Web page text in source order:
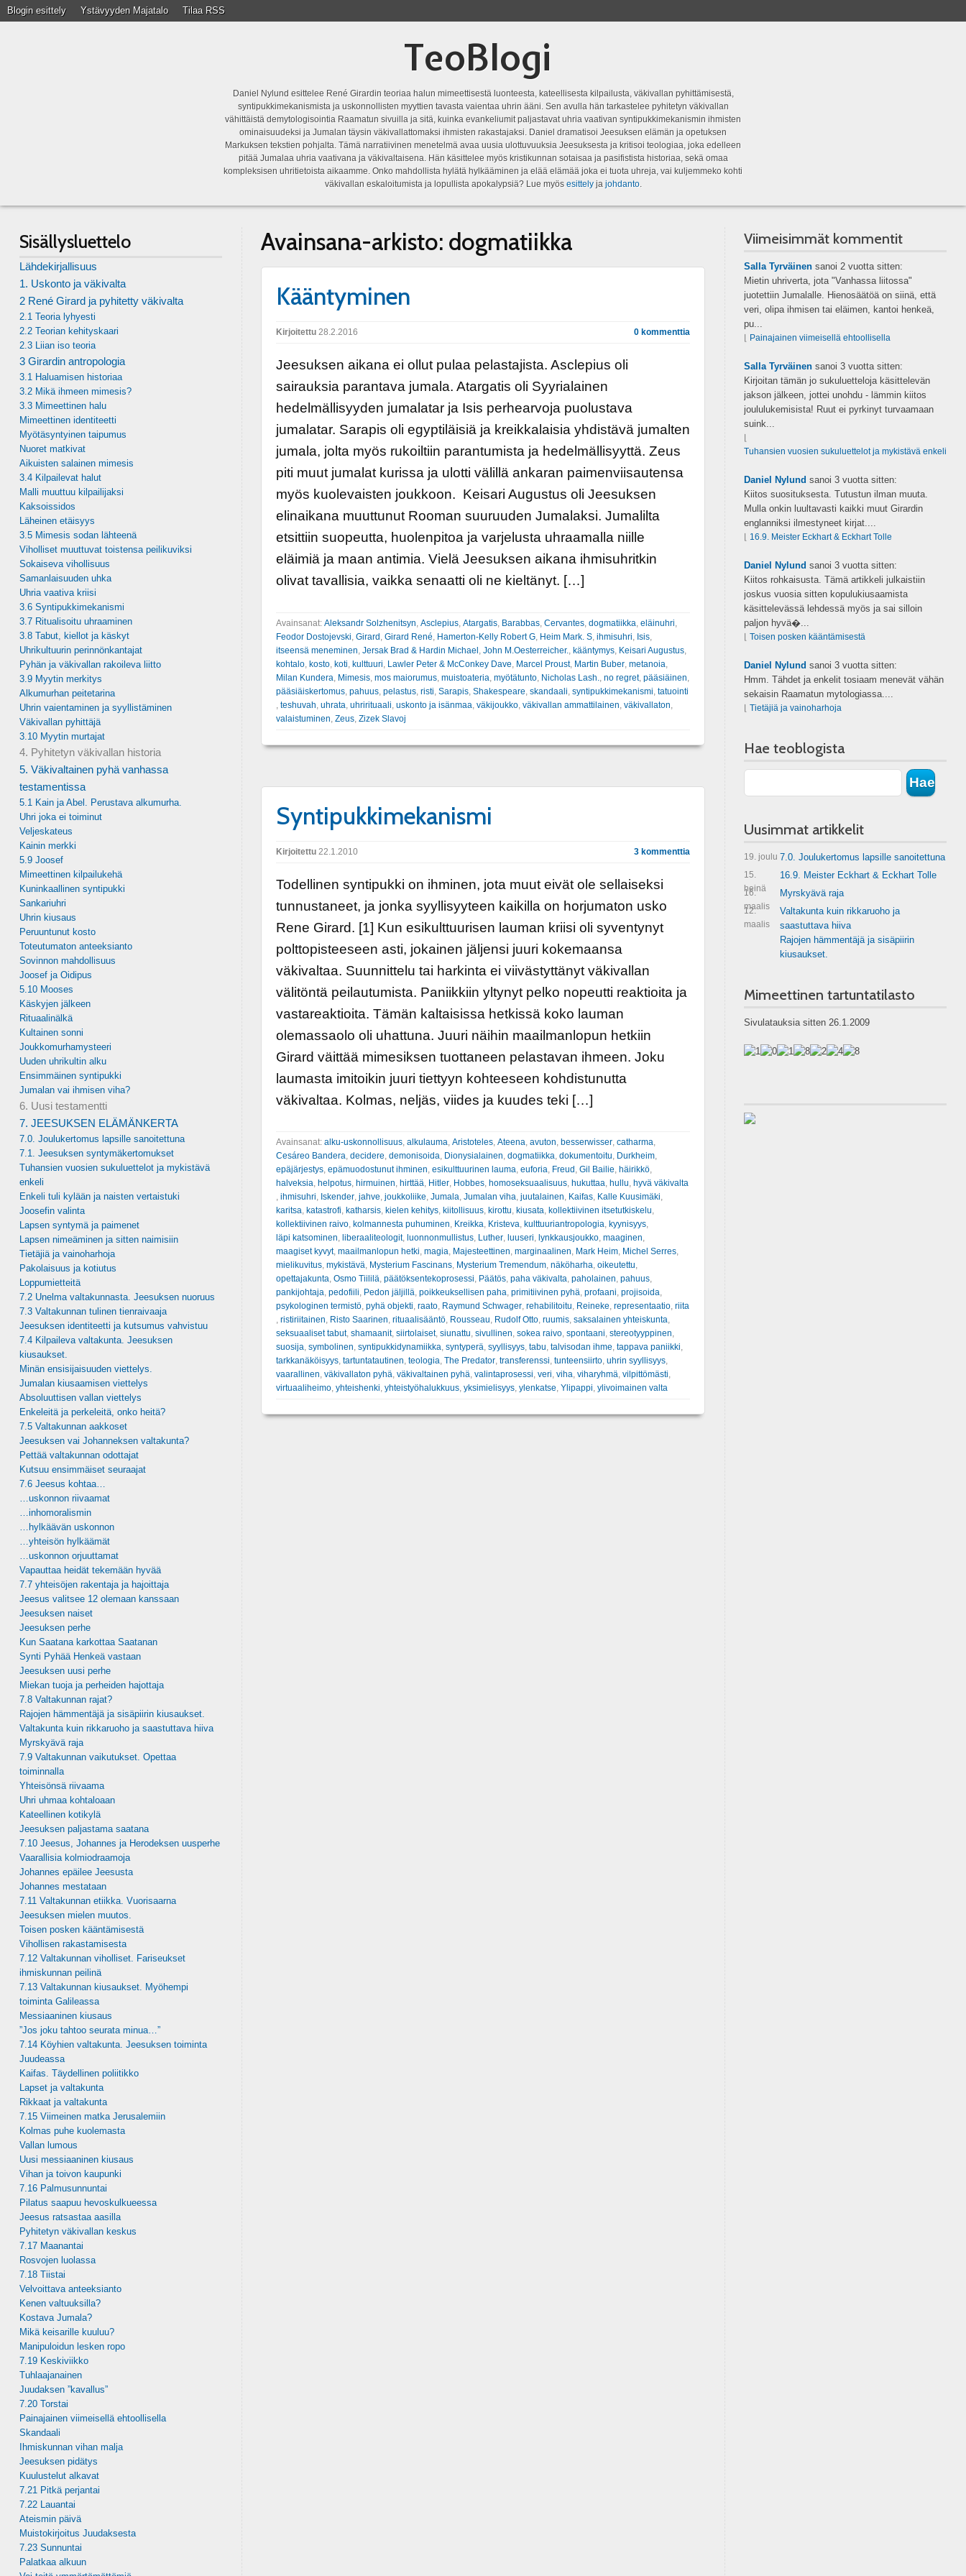
Blogin esittely Ystävyyden Majatalo Tilaa RSS
TeoBlogi
Daniel Nylund esittelee René Girardin teoriaa halun mimeettisestä luonteesta, kateellisesta kilpailusta, väkivallan pyhittämisestä,
syntipukkimekanismista ja uskonnollisten myyttien tavasta vaientaa uhrin ääni. Sen avulla hän tarkastelee pyhitetyn väkivallan
vähittäistä demytologisointia Raamatun sivuilla ja sitä, kuinka evankeliumit paljastavat uhria vaativan syntipukkimekanismin ihmisten
ominaisuudeksi ja Jumalan täysin väkivallattomaksi ihmisten rakastajaksi. Daniel dramatisoi Jeesuksen elämän ja opetuksen
Markuksen tekstien pohjalta. Tämä narratiivinen menetelmä avaa uusia ulottuvuuksia Jeesuksesta ja kritisoi teologiaa, joka edelleen
pitää Jumalaa uhria vaativana ja väkivaltaisena. Hän käsittelee myös kristikunnan sotaisaa ja pasifistista historiaa, sekä omaa
kompleksisen uhritietoista aikaamme. Onko mahdollista hylätä hylkääminen ja elää elämää joka ei tuota uhreja, vai kuljemmeko kohti
väkivallan eskaloitumista ja lopullista apokalypsiä? Lue myös esittelyja johdanto.
Avainsana-arkisto: dogmatiikka
Kääntyminen
Kirjoitettu28.2.2016 0 kommenttia
Jeesuksen aikana ei ollut pulaa pelastajista. Asclepius oli
sairauksia parantava jumala. Atargatis oli Syyrialainen
hedelmällisyyden jumalatar ja Isis perhearvoja puolustava
jumalatar. Sarapis oli egyptiläisiä ja kreikkalaisia yhdistävä jumalten
jumala, jolta myös rukoiltiin parantumista ja hedelmällisyyttä. Zeus
piti muut jumalat kurissa ja ulotti välillä ankaran paimenviisautensa
myös kuolevaisten joukkoon. Keisari Augustus oli Jeesuksen
elinaikana muuttunut Rooman suuruuden Jumalaksi. Jumalilta
etsittiin suopeutta, huolenpitoa ja varjelusta uhraamalla niille
eläimiä ja maan antimia. Vielä Jeesuksen aikana ihmisuhritkin
olivat tavallisia, vaikka senaatti oli ne kieltänyt. […]
Avainsanat: Aleksandr Solzhenitsyn Asclepius, Atargatis, Barabbas, Cervantes, dogmatiikka eläinuhri
Feodor Dostojevski Girard Girard René Hamerton-Kelly Robert G, Heim Mark. S, ihmisuhri Isis,
itseensä meneminen Jersak Brad & Hardin Michael John M.Oesterreicher. kääntymys, Keisari Augustus,
kohtalo, kosto, koti kulttuuri Lawler Peter & McConkey Dave Marcel Proust, Martin Buber, metanoia
Milan Kundera Mimesis, mos maiorumus, muistoateria myötätunto, Nicholas Lash. no regret, pääsiäinen
pääsiäiskertomus, pahuus, pelastus, risti Sarapis, Shakespeare skandaali syntipukkimekanismi tatuointi
teshuvah uhrata uhrirituaali uskonto ja isänmaa väkijoukko, väkivallan ammattilainen väkivallaton
valaistuminen Zeus, Zizek Slavoj
Syntipukkimekanismi
Kirjoitettu22.1.2010 3 kommenttia
Todellinen syntipukki on ihminen, jota muut eivät ole sellaiseksi
tunnustaneet, ja jonka syyllisyyteen kaikilla on horjumaton usko
Rene Girard. [1] Kun esikulttuurisen lauman kriisi oli syventynyt
polttopisteeseen asti, jokainen jäljensi juuri kokemaansa
väkivaltaa. Suunnittelu tai harkinta ei viivästyttänyt väkivallan
välitöntä peilautumista. Paniikkiin yltynyt pelko nopeutti reaktioita ja
vastareaktioita. Tämän kaltaisissa hetkissä koko lauman
olemassaolo oli uhattuna. Juuri näihin maailmanlopun hetkiin
Girard väittää mimesiksen tuottaneen pelastavan ihmeen. Joku
laumasta imitoikin juuri tiettyyn kohteeseen kohdistunutta
väkivaltaa. Kolmas, neljäs, viides ja kuudes teki […]
Avainsanat: alku-uskonnollisuus, alkulauma, Aristoteles, Ateena, avuton, besserwisser, catharma,
Cesáreo Bandera, decidere, demonisoida, Dionysialainen, dogmatiikka, dokumentoitu, Durkheim,
epäjärjestys, epämuodostunut ihminen, esikulttuurinen lauma, euforia, Freud , Gil Bailie, häirikkö,
halveksia, helpotus, hirmuinen, hirttää, Hitler, Hobbes, homoseksuaalisuus, hukuttaa, hullu, hyvä väkivalta
, ihmisuhri, Iskender, jahve, joukkoliike, Jumala, Jumalan viha, juutalainen, Kaifas, Kalle Kuusimäki,
karitsa, katastrofi, katharsis, kielen kehitys, kiitollisuus, kirottu, kiusata, kollektiivinen itsetutkiskelu,
kollektiivinen raivo, kolmannesta puhuminen, Kreikka, Kristeva, kulttuuriantropologia, kyynisyys,
läpi katsominen, liberaaliteologit, luonnonmullistus, Luther, luuseri, lynkkausjoukko, maaginen,
maagiset kyvyt, maailmanlopun hetki, magia, Majesteettinen, marginaalinen, Mark Heim, Michel Serres,
mielikuvitus, mykistävä, Mysterium Fascinans, Mysterium Tremendum, näköharha, oikeutettu,
opettajakunta, Osmo Tiililä, päätöksentekoprosessi, Päätös, paha väkivalta, paholainen, pahuus,
pankijohtaja, pedofiili, Pedon jäljillä, poikkeuksellisen paha, primitiivinen pyhä, profaani, projisoida,
psykologinen termistö, pyhä objekti, raato, Raymund Schwager, rehabilitoitu, Reineke, representaatio, riita
, ristiriitainen, Risto Saarinen, rituaalisääntö, Rousseau, Rudolf Otto, ruumis, saksalainen yhteiskunta,
seksuaaliset tabut, shamaanit, siirtolaiset, siunattu, sivullinen, sokea raivo, spontaani, stereotyyppinen,
suosija, symbolinen, syntipukkidynamiikka, syntyperä, syyllisyys, tabu, talvisodan ihme, tappava paniikki,
tarkkanäköisyys, tartuntatautinen, teologia, The Predator, transferenssi, tunteensiirto, uhrin syyllisyys,
vaarallinen, väkivallaton pyhä, väkivaltainen pyhä, valintaprosessi, veri, viha, viharyhmä, vilpittömästi,
virtuaaliheimo, yhteishenki, yhteistyöhalukkuus, yksimielisyys, ylenkatse, Ylipappi, ylivoimainen valta
Sisällysluettelo
Lähdekirjallisuus
1. Uskonto ja väkivalta
2 René Girard ja pyhitetty väkivalta
2.1 Teoria lyhyesti
2.2 Teorian kehityskaari
2.3 Liian iso teoria
3 Girardin antropologia
3.1 Haluamisen historiaa
3.2 Mikä ihmeen mimesis?
3.3 Mimeettinen halu
Mimeettinen identiteetti
Myötäsyntyinen taipumus
Nuoret matkivat
Aikuisten salainen mimesis
3.4 Kilpailevat halut
Malli muuttuu kilpailijaksi
Kaksoissidos
Läheinen etäisyys
3.5 Mimesis sodan lähteenä
Viholliset muuttuvat toistensa peilikuviksi
Sokaiseva vihollisuus
Samanlaisuuden uhka
Uhria vaativa kriisi
3.6 Syntipukkimekanismi
3.7 Ritualisoitu uhraaminen
3.8 Tabut, kiellot ja käskyt
Uhrikultuurin perinnönkantajat
Pyhän ja väkivallan rakoileva liitto
3.9 Myytin merkitys
Alkumurhan peitetarina
Uhrin vaientaminen ja syyllistäminen
Väkivallan pyhittäjä
3.10 Myytin murtajat
4. Pyhitetyn väkivallan historia
5. Väkivaltainen pyhä vanhassa
testamentissa
5.1 Kain ja Abel. Perustava alkumurha.
Uhri joka ei toiminut
Veljeskateus
Kainin merkki
5.9 Joosef
Mimeettinen kilpailukehä
Kuninkaallinen syntipukki
Sankariuhri
Uhrin kiusaus
Peruuntunut kosto
Toteutumaton anteeksianto
Sovinnon mahdollisuus
Joosef ja Oidipus
5.10 Mooses
Käskyjen jälkeen
Rituaalinälkä
Kultainen sonni
Joukkomurhamysteeri
Uuden uhrikultin alku
Ensimmäinen syntipukki
Jumalan vai ihmisen viha?
6. Uusi testamentti
7. JEESUKSEN ELÄMÄNKERTA
7.0. Joulukertomus lapsille sanoitettuna
7.1. Jeesuksen syntymäkertomukset
Tuhansien vuosien sukuluettelot ja mykistävä
enkeli
Enkeli tuli kylään ja naisten vertaistuki
Joosefin valinta
Lapsen syntymä ja paimenet
Lapsen nimeäminen ja sitten naimisiin
Tietäjiä ja vainoharhoja
Pakolaisuus ja kotiutus
Loppumietteitä
7.2 Unelma valtakunnasta. Jeesuksen nuoruus
7.3 Valtakunnan tulinen tienraivaaja
Jeesuksen identiteetti ja kutsumus vahvistuu
7.4 Kilpaileva valtakunta. Jeesuksen
kiusaukset.
Minän ensisijaisuuden viettelys.
Jumalan kiusaamisen viettelys
Absoluuttisen vallan viettelys
Enkeleitä ja perkeleitä, onko heitä?
7.5 Valtakunnan aakkoset
Jeesuksen vai Johanneksen valtakunta?
Pettää valtakunnan odottajat
Kutsuu ensimmäiset seuraajat
7.6 Jeesus kohtaa…
…uskonnon riivaamat
…inhomoralismin
…hylkäävän uskonnon
…yhteisön hylkäämät
…uskonnon orjuuttamat
Vapauttaa heidät tekemään hyvää
7.7 yhteisöjen rakentaja ja hajoittaja
Jeesus valitsee 12 olemaan kanssaan
Jeesuksen naiset
Jeesuksen perhe
Kun Saatana karkottaa Saatanan
Synti Pyhää Henkeä vastaan
Jeesuksen uusi perhe
Miekan tuoja ja perheiden hajottaja
7.8 Valtakunnan rajat?
Rajojen hämmentäjä ja sisäpiirin kiusaukset.
Valtakunta kuin rikkaruoho ja saastuttava hiiva
Myrskyävä raja
7.9 Valtakunnan vaikutukset. Opettaa
toiminnalla
Yhteisönsä riivaama
Uhri uhmaa kohtaloaan
Kateellinen kotikylä
Jeesuksen paljastama saatana
7.10 Jeesus, Johannes ja Herodeksen uusperhe
Vaarallisia kolmiodraamoja
Johannes epäilee Jeesusta
Johannes mestataan
7.11 Valtakunnan etiikka. Vuorisaarna
Jeesuksen mielen muutos.
Toisen posken kääntämisestä
Vihollisen rakastamisesta
7.12 Valtakunnan viholliset. Fariseukset
ihmiskunnan peilinä
7.13 Valtakunnan kiusaukset. Myöhempi
toiminta Galileassa
Messiaaninen kiusaus
”Jos joku tahtoo seurata minua…”
7.14 Köyhien valtakunta. Jeesuksen toiminta
Juudeassa
Kaifas. Täydellinen poliitikko
Lapset ja valtakunta
Rikkaat ja valtakunta
7.15 Viimeinen matka Jerusalemiin
Kolmas puhe kuolemasta
Vallan lumous
Uusi messiaaninen kiusaus
Vihan ja toivon kaupunki
7.16 Palmusunnuntai
Pilatus saapuu hevoskulkueessa
Jeesus ratsastaa aasilla
Pyhitetyn väkivallan keskus
7.17 Maanantai
Rosvojen luolassa
7.18 Tiistai
Velvoittava anteeksianto
Kenen valtuuksilla?
Kostava Jumala?
Mikä keisarille kuuluu?
Manipuloidun lesken ropo
7.19 Keskiviikko
Tuhlaajanainen
Juudaksen ”kavallus”
7.20 Torstai
Painajainen viimeisellä ehtoollisella
Skandaali
Ihmiskunnan vihan malja
Jeesuksen pidätys
Kuulustelut alkavat
7.21 Pitkä perjantai
7.22 Lauantai
Ateismin päivä
Muistokirjoitus Juudaksesta
7.23 Sunnuntai
Palatkaa alkuun
Viimeisimmät kommentit
Salla Tyrväinensanoi 2 vuotta sitten:
Mietin uhriverta, jota "Vanhassa liitossa"
juotettiin Jumalalle. Hienosäätöä on siinä, että
veri, olipa ihmisen tai eläimen, kantoi henkeä,
pu...
Painajainen viimeisellä ehtoollisella
Salla Tyrväinensanoi 3 vuotta sitten:
Kirjoitan tämän jo sukuluetteloja käsittelevän
jakson jälkeen, jottei unohdu - lämmin kiitos
joululukemisista! Ruut ei pyrkinyt turvaamaan
suink...
Tuhansien vuosien sukuluettelot ja mykistävä enkeli
Daniel Nylund sanoi 3 vuotta sitten:
Kiitos suosituksesta. Tutustun ilman muuta.
Mulla onkin luultavasti kaikki muut Girardin
englanniksi ilmestyneet kirjat....
16.9. Meister Eckhart & Eckhart Tolle
Daniel Nylund sanoi 3 vuotta sitten:
Kiitos rohkaisusta. Tämä artikkeli julkaistiin
joskus vuosia sitten kopulukiusaamista
käsittelevässä lehdessä myös ja sai silloin
paljon hyvä�...
Toisen posken kääntämisestä
Daniel Nylund sanoi 3 vuotta sitten:
Hmm. Tähdet ja enkelit tosiaam menevät vähän
sekaisin Raamatun mytologiassa....
Tietäjiä ja vainoharhoja
Hae teoblogista
Uusimmat artikkelit
19. joulu 7.0. Joulukertomus lapsille sanoitettuna
15.
heinä
16.9. Meister Eckhart & Eckhart Tolle
16.
maalis
Myrskyävä raja
12.
maalis
Valtakunta kuin rikkaruoho ja
saastuttava hiiva
Rajojen hämmentäjä ja sisäpiirin
kiusaukset.
Mimeettinen tartuntatilasto
Sivulatauksia sitten 26.1.2009